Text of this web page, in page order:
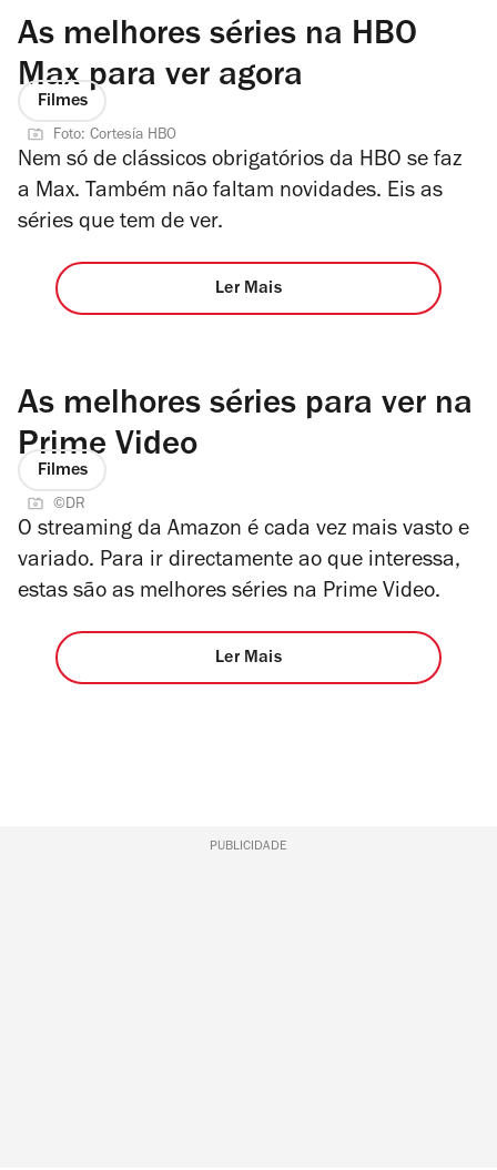
As melhores séries na HBO
Max para ver agora
Filmes
Foto: Cortesía HBO
Nem só de clássicos obrigatórios da HBO se faz
a Max. Também não faltam novidades. Eis as
séries que tem de ver.
Ler Mais
As melhores séries para ver na
Prime Video
Filmes
©DR
O streaming da Amazon é cada vez mais vasto e
variado. Para ir directamente ao que interessa,
estas são as melhores séries na Prime Video.
Ler Mais
PUBLICIDADE